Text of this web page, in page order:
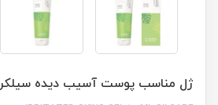
ژل مناسب پوست آسیب دیده سیلکر